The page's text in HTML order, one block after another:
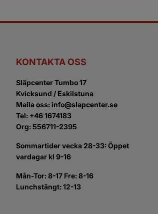
KONTAKTA OSS
Släpcenter Tumbo 17
Kvicksund / Eskilstuna
Maila oss: info@slapcenter.se
Tel: +46 1674183
Org: 556711-2395
Sommartider vecka 28-33: Öppet
vardagar kl 9-16
Mån-Tor: 8-17 Fre: 8-16
Lunchstängt: 12-13